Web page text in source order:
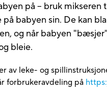
på – bruk
babyen sin. De kan
og når babyen
bleie.
av leke- og
forbrukeravdeling på